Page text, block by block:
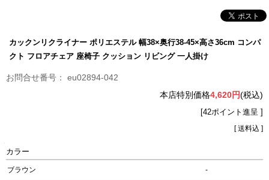
カックンリクライナー ポリエステル 幅38×奥行38-45×高さ36cm コンパ
クト フロアチェア 座椅子 クッション リビング 一人掛け
eu02894-042
本店特別価格4,620円(税込)
[42ポイント進呈 ]
[ 送料込 ]
カラー
ブラウン -